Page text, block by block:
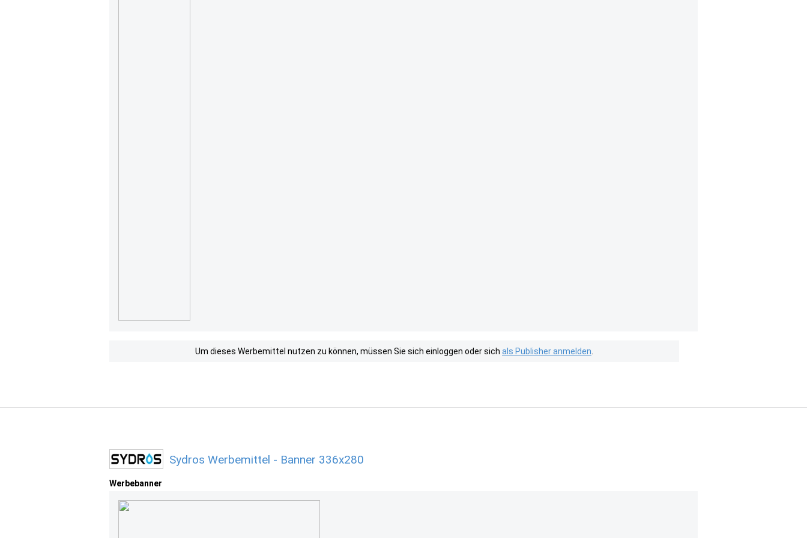
Um dieses Werbemittel nutzen zu können, müssen Sie sich einloggen oder sich als Publisher anmelden
Sydros Werbemittel - Banner 336x280
Werbebanner